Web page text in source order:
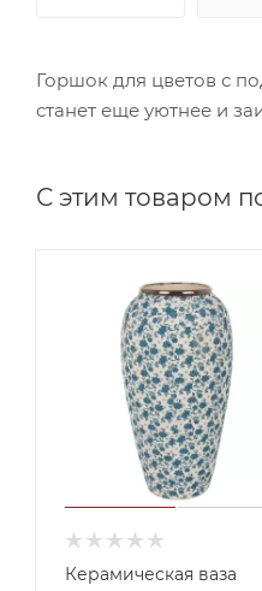
Горшок для цветов с
станет еще уютнее и
С этим товаром
Керамическая ваза